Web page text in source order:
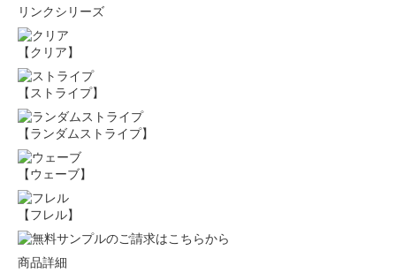
リンクシリーズ
【クリア】
【ストライプ】
【ランダムストライプ】
【ウェーブ】
【フレル】
商品詳細